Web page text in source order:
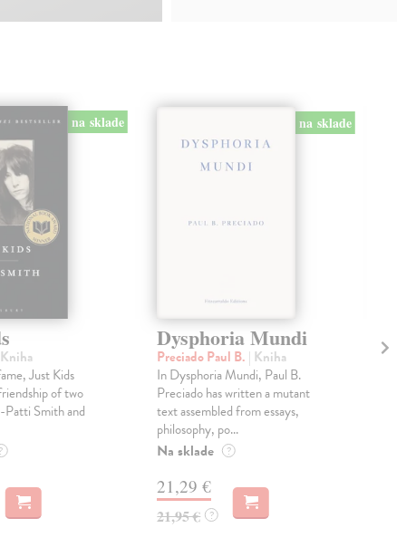
na sklade
Just Kids
of two
Smith and
na sklade
Dysphoria Mundi
Preciado Paul B. | Kniha
In Dysphoria Mundi, Paul B.
Preciado has written a mutant
text assembled from essays,
philosophy, po...
Na sklade ?
21,29 €
21,95 € ?